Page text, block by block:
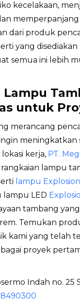
kecelakaan,
memperpanjang
dari produk
yang disediakan
semua ini lebih
untuk
merancang
meningkatkan
kerja, PT.
lampu
lampu
lampu LED
tambang
Temukan
kami yang telah
proyek
Indah no. 25
8490300